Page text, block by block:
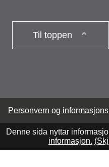
Til toppen
Personvern og
Denne sida nyttar
informasjon.